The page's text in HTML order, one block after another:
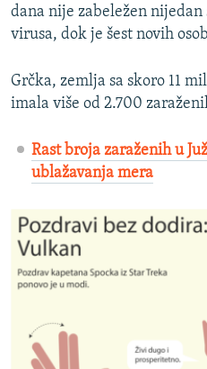
dana nije zabeležen
virusa, dok je šest novih
Grčka, zemlja sa skoro 11
imala više od 2.700
Rast broja zaraženih u
ublažavanja mera